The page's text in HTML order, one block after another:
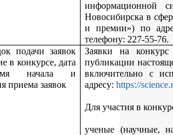
информационной
Новосибирска в
и премии») по
телефону: 227-55-76.
подачи заявок
в конкурсе, дата
начала и
приема заявок
Заявки на
публикации
включительно с
адресу:https://
Для участия в
ученые (научные,